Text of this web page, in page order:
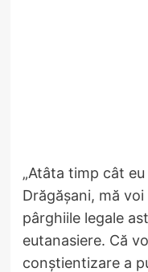
„Atâta timp cât
Drăgășani, mă
pârghiile legale
eutanasiere. Că
conștientizare a